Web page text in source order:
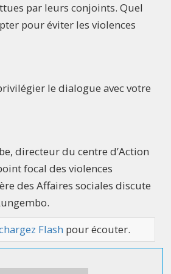
par leurs conjoints. Quel
pour éviter les violences
le dialogue avec votre
directeur du centre d’Action
focal des violences
des Affaires sociales discute
Flash pour écouter.